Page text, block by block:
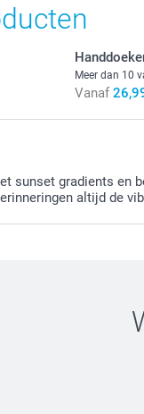
Meer dan 10
Vanaf
sunset gradients en
altijd de